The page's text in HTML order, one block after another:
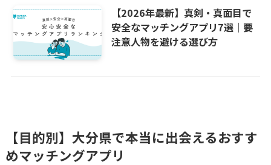
【2026年最新】真剣・真面目で
安全なマッチングアプリ7選｜要
注意人物を避ける選び方
【目的別】大分県で本当に出会えるおすす
めマッチングアプリ